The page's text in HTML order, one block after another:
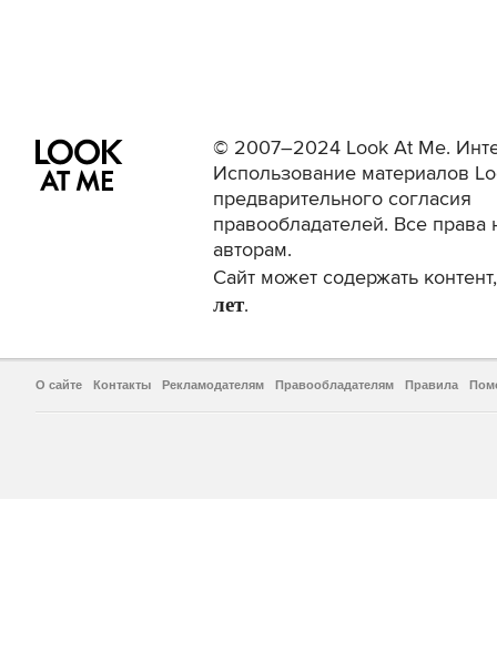
© 2007–2024 Look At Me.
Использование материалов
предварительного согласия
правообладателей. Все права
авторам.
Сайт может содержать
лет.
О сайте Контакты Рекламодателям Правообладателям Правила